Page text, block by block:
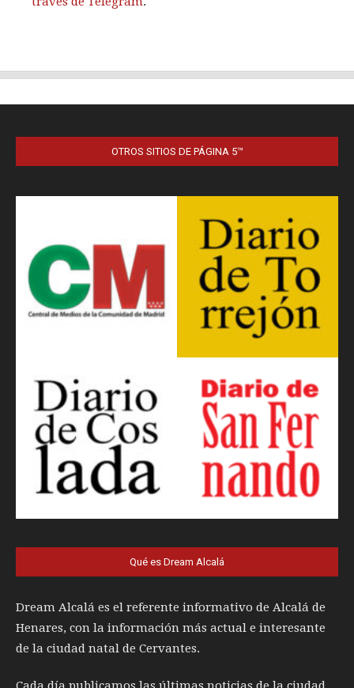
OTROS SITIOS DE PÁGINA 5™
Qué es Dream Alcalá
Dream Alcalá es el referente informativo de Alcalá de
Henares, con la información más actual e interesante
de la ciudad natal de Cervantes.